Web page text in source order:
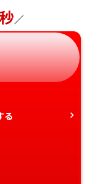
／
る